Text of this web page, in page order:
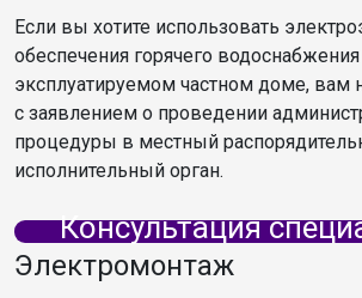
Если вы хотите использовать
обеспечения горячего
эксплуатируемом частном доме, вам
с заявлением о проведении
процедуры в местный
исполнительный орган.
Консультация
Электромонтаж